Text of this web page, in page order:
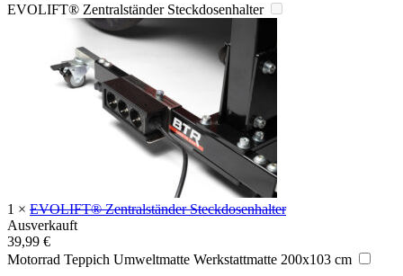
EVOLIFT® Zentralständer Steckdosenhalter
1 × EVOLIFT® Zentralständer Steckdosenhalter
Ausverkauft
39,99 €
Motorrad Teppich Umweltmatte Werkstattmatte 200x103 cm